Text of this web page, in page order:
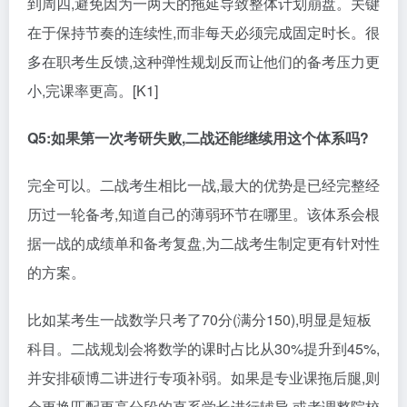
在于保持节奏的连续性,而非每天必须完成固定时长。很
多在职考生反馈,这种弹性规划反而让他们的备考压力更
小,完课率更高。[K1]
Q5:如果第一次考研失败,二战还能继续用这个体系吗?
完全可以。二战考生相比一战,最大的优势是已经完整经
历过一轮备考,知道自己的薄弱环节在哪里。该体系会根
据一战的成绩单和备考复盘,为二战考生制定更有针对性
的方案。
比如某考生一战数学只考了70分(满分150),明显是短板
科目。二战规划会将数学的课时占比从30%提升到45%,
并安排硕博二讲进行专项补弱。如果是专业课拖后腿,则